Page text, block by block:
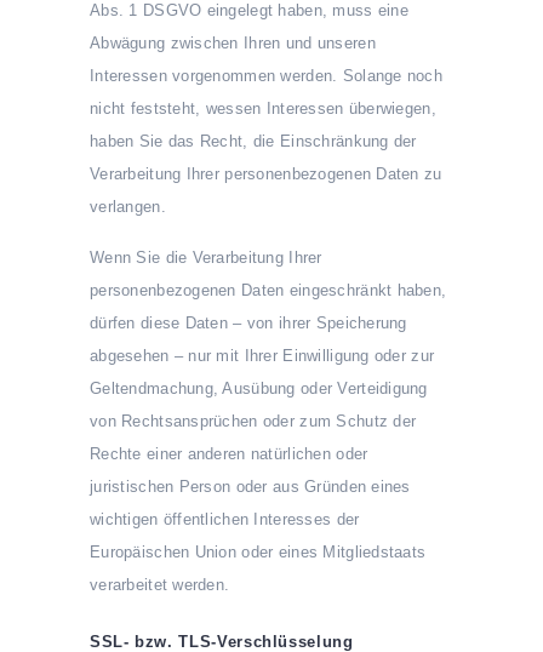
Abs. 1 DSGVO eingelegt haben, muss eine
Abwägung zwischen Ihren und unseren
Interessen vorgenommen werden. Solange noch
nicht feststeht, wessen Interessen überwiegen,
haben Sie das Recht, die Einschränkung der
Verarbeitung Ihrer personenbezogenen Daten zu
verlangen.
Wenn Sie die Verarbeitung Ihrer
personenbezogenen Daten eingeschränkt haben,
dürfen diese Daten – von ihrer Speicherung
abgesehen – nur mit Ihrer Einwilligung oder zur
Geltendmachung, Ausübung oder Verteidigung
von Rechtsansprüchen oder zum Schutz der
Rechte einer anderen natürlichen oder
juristischen Person oder aus Gründen eines
wichtigen öffentlichen Interesses der
Europäischen Union oder eines Mitgliedstaats
verarbeitet werden.
SSL- bzw. TLS-Verschlüsselung